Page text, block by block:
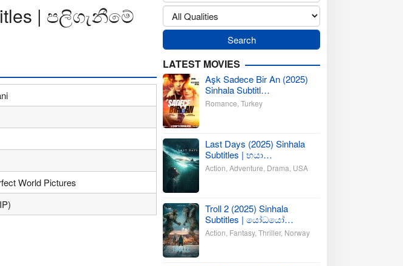
| පලිගැනීමේ
World Pictures
LATEST MOVIES
Aşk Sadece Bir An (2025)
Sinhala Subtitl…
Romance Turkey
Last Days (2025) Sinhala
Subtitles | භයා…
Action Adventure Drama USA
Troll 2 (2025) Sinhala
Subtitles | යෝධයෝ…
Action Fantasy, Thriller, Norway